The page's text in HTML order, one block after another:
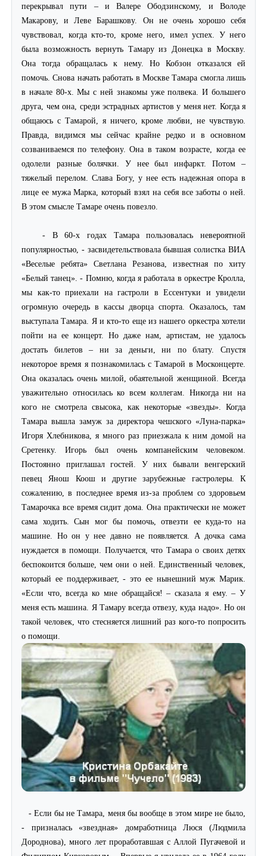
перекрывал пути – и Валере Ободзинскому, и Володе
Макарову, и Леве Барашкову. Он не очень хорошо себя
чувствовал, когда кто-то, кроме него, имел успех. У него
была возможность вернуть Тамару из Донецка в Москву.
Она тогда обращалась к нему. Но Кобзон отказался ей
помочь. Снова начать работать в Москве Тамара смогла лишь
в начале 80-х. Мы с ней знакомы уже полвека. И большего
друга, чем она, среди эстрадных артистов у меня нет. Когда я
общаюсь с Тамарой, я ничего, кроме любви, не чувствую.
Правда, видимся мы сейчас крайне редко и в основном
созваниваемся по телефону. Она в таком возрасте, когда ее
одолели разные болячки. У нее был инфаркт. Потом –
тяжелый перелом. Слава Богу, у нее есть надежная опора в
лице ее мужа Марка, который взял на себя все заботы о ней.
В этом смысле Тамаре очень повезло.
- В 60-х годах Тамара пользовалась невероятной
популярностью, - засвидетельствовала бывшая солистка ВИА
«Веселые ребята» Светлана Резанова, известная по хиту
«Белый танец». - Помню, когда я работала в оркестре Кролла,
мы как-то приехали на гастроли в Ессентуки и увидели
огромную очередь в кассы дворца спорта. Оказалось, там
выступала Тамара. Я и кто-то еще из нашего оркестра хотели
пойти на ее концерт. Но даже нам, артистам, не удалось
достать билетов – ни за деньги, ни по блату. Спустя
некоторое время я познакомилась с Тамарой в Москонцерте.
Она оказалась очень милой, обаятельной женщиной. Всегда
уважительно относилась ко всем коллегам. Никогда ни на
кого не смотрела свысока, как некоторые «звезды». Когда
Тамара вышла замуж за директора чешского «Луна-парка»
Игоря Хлебникова, я много раз приезжала к ним домой на
Сретенку. Игорь был очень компанейским человеком.
Постоянно приглашал гостей. У них бывали венгерский
певец Янош Коош и другие зарубежные гастролеры. К
сожалению, в последнее время из-за проблем со здоровьем
Тамарочка все время сидит дома. Она практически не может
сама ходить. Сын мог бы помочь, отвезти ее куда-то на
машине. Но он у нее давно не появляется. А дочка сама
нуждается в помощи. Получается, что Тамара о своих детях
беспокоится больше, чем они о ней. Единственный человек,
который ее поддерживает, - это ее нынешний муж Марик.
«Если что, всегда ко мне обращайся! – сказала я ему. – У
меня есть машина. Я Тамару всегда отвезу, куда надо». Но он
такой человек, что стесняется лишний раз кого-то попросить
о помощи.
- Если бы не Тамара, меня бы вообще в этом мире не было,
- призналась «звездная» домработница Люся (Людмила
Дороднова), много лет проработавшая с Аллой Пугачевой и